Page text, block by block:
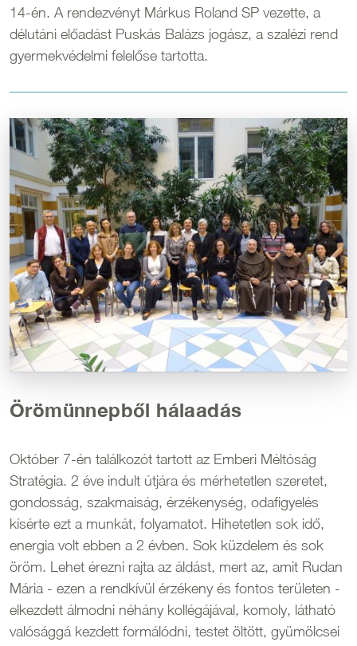
14-én. A rendezvényt Márkus Roland SP vezette, a
délutáni előadást Puskás Balázs jogász, a szalézi rend
gyermekvédelmi felelőse tartotta.
Kép
Örömünnepből hálaadás
Október 7-én találkozót tartott az Emberi Méltóság
Stratégia. 2 éve indult útjára és mérhetetlen szeretet,
gondosság, szakmaiság, érzékenység, odafigyelés
kísérte ezt a munkát, folyamatot. Hihetetlen sok idő,
energia volt ebben a 2 évben. Sok küzdelem és sok
öröm. Lehet érezni rajta az áldást, mert az, amit Rudan
Mária - ezen a rendkívül érzékeny és fontos területen -
elkezdett álmodni néhány kollégájával, komoly, látható
valósággá kezdett formálódni, testet öltött, gyümölcsei